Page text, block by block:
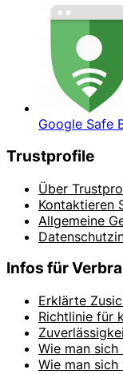
Google Safe
Trustprofile
Über
Kontaktieren
Allgemeine
Infos für
Erklärte
Richtlinie für
Wie man
Wie man